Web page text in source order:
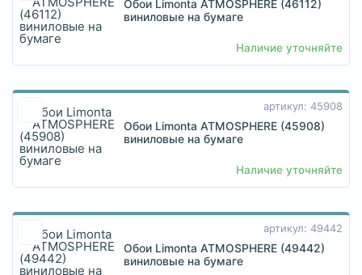
Обои Limonta ATMOSPHERE (46112)
виниловые на бумаге
Наличие уточняйте
артикул: 45908
Обои Limonta ATMOSPHERE (45908)
виниловые на бумаге
Наличие уточняйте
артикул: 49442
Обои Limonta ATMOSPHERE (49442)
виниловые на бумаге